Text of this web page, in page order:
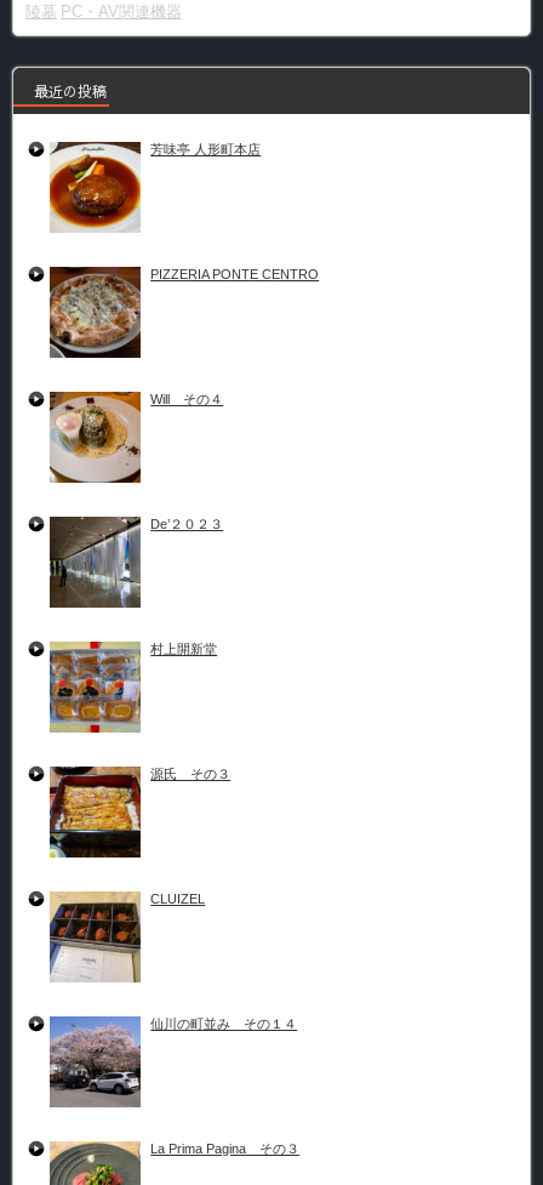
陵墓 PC・AV関連機器
最近の投稿
芳味亭 人形町本店
PIZZERIA PONTE CENTRO
Will その４
De’２０２３
村上開新堂
源氏 その３
CLUIZEL
仙川の町並み その１４
La Prima Pagina その３